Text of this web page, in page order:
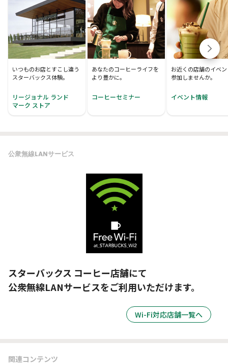
いつものお店とすこし違う
スターバックス体験。
リージョナル ランド
マーク ストア
あなたのコーヒーライフを
より豊かに。
コーヒーセミナー
お近くの店舗のイベ
参加しませんか。
イベント情報
公衆無線LANサービス
スターバックス コーヒー店舗にて
公衆無線LANサービスをご利用いただけます。
Wi-Fi対応店舗一覧へ
関連コンテンツ